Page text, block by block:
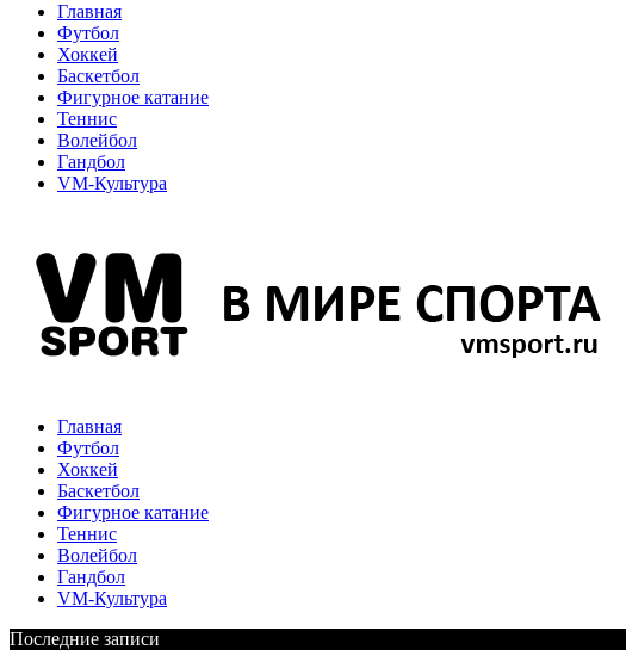
Главная
Футбол
Хоккей
Баскетбол
Фигурное катание
Теннис
Волейбол
Гандбол
VM-Культура
Главная
Футбол
Хоккей
Баскетбол
Фигурное катание
Теннис
Волейбол
Гандбол
VM-Культура
Последние записи